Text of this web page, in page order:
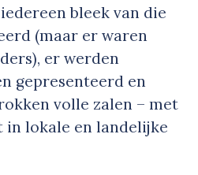
bleek van die
(maar er waren
er werden
gepresenteerd en
volle zalen – met
in lokale en landelijke